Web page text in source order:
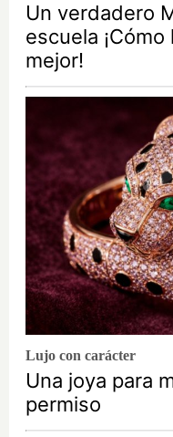
Un verdadero
escuela
mejor!
Lujo con carácter
Una joya para
permiso